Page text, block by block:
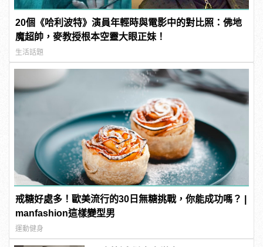
20個《哈利波特》演員年輕時與電影中的對比照：佛地
魔超帥，麥教授根本空靈大眼正妹！
生活話題
戒糖好處多！歐美流行的30日無糖挑戰，你能成功嗎？ |
manfashion這樣變型男
運動健身